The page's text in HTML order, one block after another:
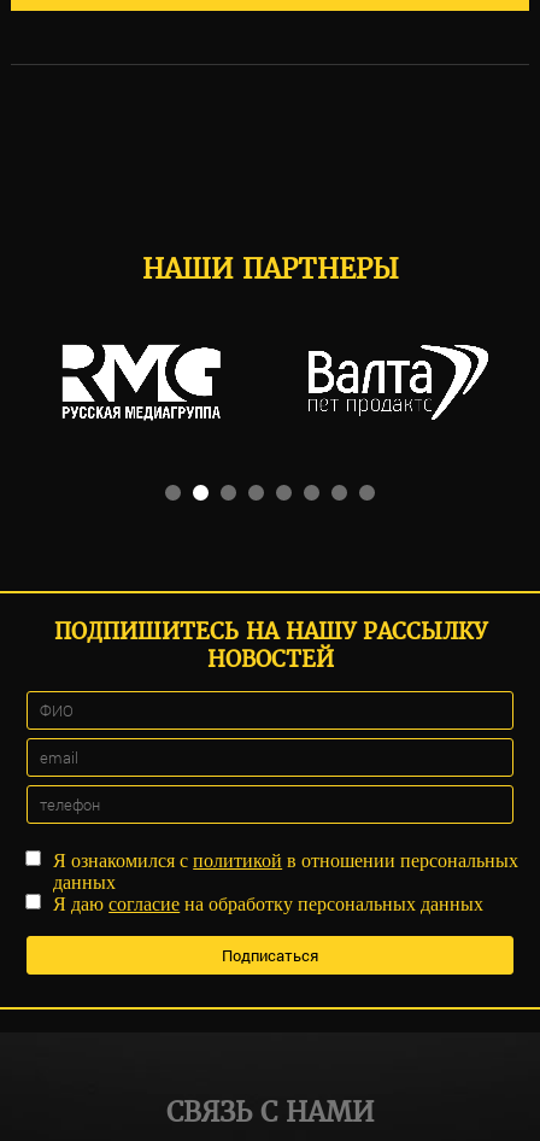
НАШИ ПАРТНЕРЫ
ПОДПИШИТЕСЬ НА НАШУ РАССЫЛКУ
НОВОСТЕЙ
Я ознакомился сполитикой в отношении персональных
данных
Я даюсогласие на обработку персональных данных
СВЯЗЬ С НАМИ